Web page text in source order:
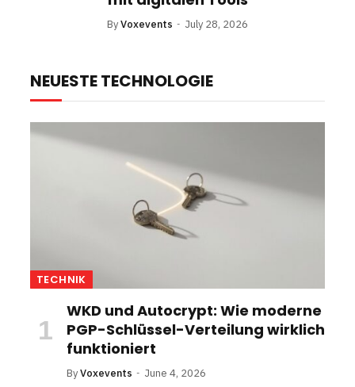
ByVoxevents July 28, 2026
NEUESTE TECHNOLOGIE
TECHNIK
WKD und Autocrypt: Wie moderne
PGP-Schlüssel-Verteilung wirklich
funktioniert
ByVoxevents June 4, 2026